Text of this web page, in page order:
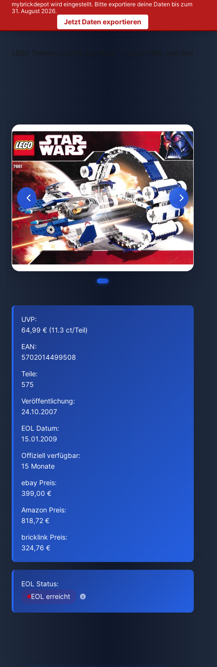
mybrickdepot wird eingestellt. Bitte exportiere deine Daten bis zum
31. August 2026.
Jetzt Daten exportieren
LEGO Themen > LEGO 7661 Jedi
UVP:
64,99 € (11.3 ct/Teil)
EAN:
5702014499508
Teile:
575
Veröffentlichung:
24.10.2007
EOL Datum:
15.01.2009
Offiziell verfügbar:
15 Monate
ebay Preis:
399,00 €
Amazon Preis:
818,72 €
bricklink Preis:
324,76 €
EOL Status:
EOL erreicht